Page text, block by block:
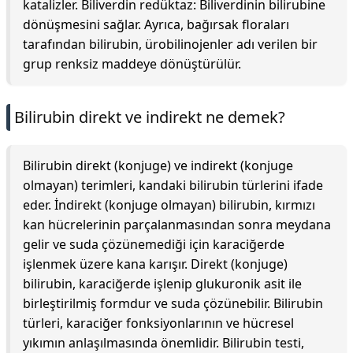
katalizler. Biliverdin redüktaz: Biliverdinin bilirubine
dönüşmesini sağlar. Ayrıca, bağırsak floraları
tarafından bilirubin, ürobilinojenler adı verilen bir
grup renksiz maddeye dönüştürülür.
Bilirubin direkt ve indirekt ne demek?
Bilirubin direkt (konjuge) ve indirekt (konjuge
olmayan) terimleri, kandaki bilirubin türlerini ifade
eder. İndirekt (konjuge olmayan) bilirubin, kırmızı
kan hücrelerinin parçalanmasından sonra meydana
gelir ve suda çözünemediği için karaciğerde
işlenmek üzere kana karışır. Direkt (konjuge)
bilirubin, karaciğerde işlenip glukuronik asit ile
birleştirilmiş formdur ve suda çözünebilir. Bilirubin
türleri, karaciğer fonksiyonlarının ve hücresel
yıkımın anlaşılmasında önemlidir. Bilirubin testi,